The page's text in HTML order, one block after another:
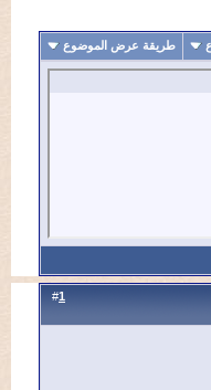
عرض الموضوع